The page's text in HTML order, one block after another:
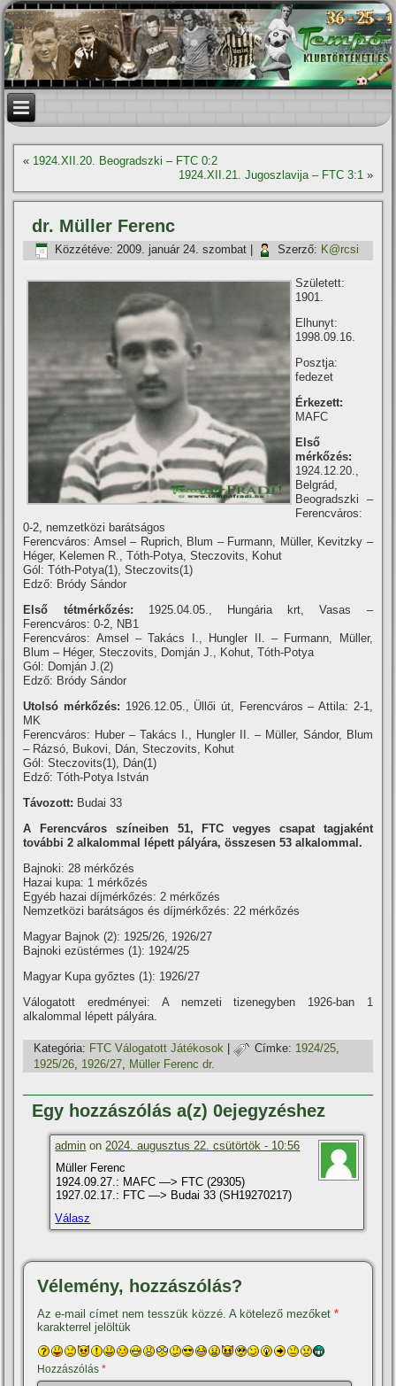
« 1924.XII.20. Beogradszki – FTC 0:2
1924.XII.21. Jugoszlavija – FTC 3:1»
dr. Müller Ferenc
Közzétéve: 2009. január 24. szombat Szerző: K@rcsi
Született:
1901.
Elhunyt:
1998.09.16.
Posztja:
fedezet
Érkezett:
MAFC
Első
mérkőzés:
1924.12.20.,
Belgrád,
Beogradszki –
Ferencváros:
0-2, nemzetközi barátságos
Ferencváros: Amsel – Ruprich, Blum – Furmann, Müller, Kevitzky –
Héger, Kelemen R., Tóth-Potya, Steczovits, Kohut
Gól: Tóth-Potya(1), Steczovits(1)
Edző: Bródy Sándor
Első tétmérkőzés: 1925.04.05., Hungária krt, Vasas –
Ferencváros: 0-2, NB1
Ferencváros: Amsel – Takács I., Hungler II. – Furmann, Müller,
Blum – Héger, Steczovits, Domján J., Kohut, Tóth-Potya
Gól: Domján J.(2)
Edző: Bródy Sándor
Utolsó mérkőzés: 1926.12.05., Üllői út, Ferencváros – Attila: 2-1,
MK
Ferencváros: Huber – Takács I., Hungler II. – Müller, Sándor, Blum
– Rázsó, Bukovi, Dán, Steczovits, Kohut
Gól: Steczovits(1), Dán(1)
Edző: Tóth-Potya István
Távozott: Budai 33
A Ferencváros szí­neiben 51, FTC vegyes csapat tagjaként
további 2 alkalommal lépett pályára, összesen 53 alkalommal.
Bajnoki: 28 mérkőzés
Hazai kupa: 1 mérkőzés
Egyéb hazai dí­jmérkőzés: 2 mérkőzés
Nemzetközi barátságos és dí­jmérkőzés: 22 mérkőzés
Magyar Bajnok (2): 1925/26, 1926/27
Bajnoki ezüstérmes (1): 1924/25
Magyar Kupa győztes (1): 1926/27
Válogatott eredményei: A nemzeti tizenegyben 1926-ban 1
alkalommal lépett pályára.
Kategória: FTC Válogatott Játékosok | Címke: 1924/25,
1925/26, 1926/27, Müller Ferenc dr.
Egy hozzászólás a(z) 0ejegyzéshez
admin on2024. augusztus 22. csütörtök - 10:56
Müller Ferenc
1924.09.27.: MAFC —> FTC (29305)
1927.02.17.: FTC —> Budai 33 (SH19270217)
Válasz
Vélemény, hozzászólás?
Az e-mail címet nem tesszük közzé. A kötelező mezőket*
karakterrel jelöltük
Hozzászólás*